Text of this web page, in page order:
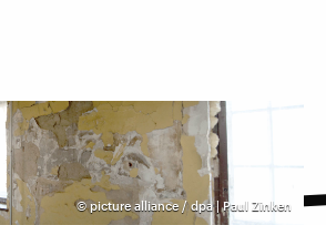
©picture alliance / dpa | Paul Zinken